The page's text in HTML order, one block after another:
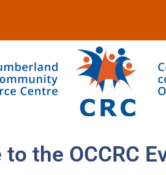
to the OCCRC